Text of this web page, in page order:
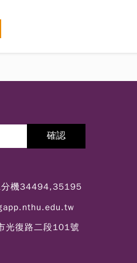
機34494,35195
光復路二段101號